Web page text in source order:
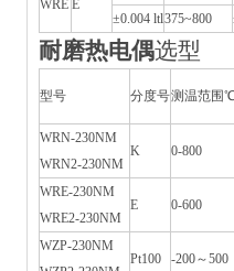
WRE E
±0.004 ltl375~800
耐磨热电偶选型
型号 分度号测温范围
WRN-230NM
WRN2-230NM
K 0-800
WRE-230NM
WRE2-230NM
E 0-600
WZP-230NM
Pt100 -200～500